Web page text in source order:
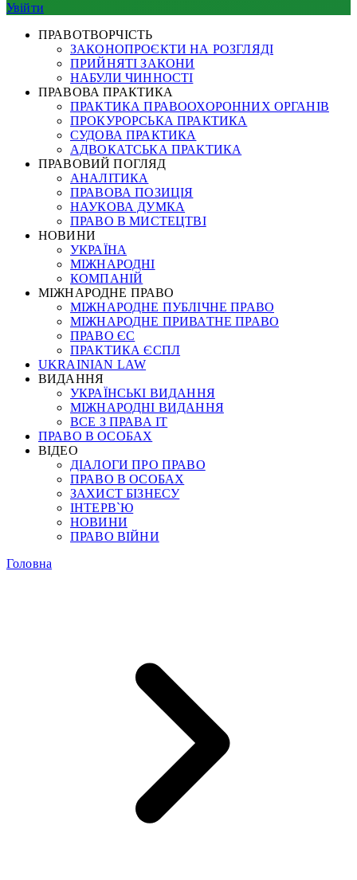
Увійти
ПРАВОТВОРЧІСТЬ
ЗАКОНОПРОЄКТИ НА РОЗГЛЯДІ
ПРИЙНЯТІ ЗАКОНИ
НАБУЛИ ЧИННОСТІ
ПРАВОВА ПРАКТИКА
ПРАКТИКА ПРАВООХОРОННИХ ОРГАНІВ
ПРОКУРОРСЬКА ПРАКТИКА
СУДОВА ПРАКТИКА
АДВОКАТСЬКА ПРАКТИКА
ПРАВОВИЙ ПОГЛЯД
АНАЛІТИКА
ПРАВОВА ПОЗИЦІЯ
НАУКОВА ДУМКА
ПРАВО В МИСТЕЦТВІ
НОВИНИ
УКРАЇНА
МІЖНАРОДНІ
КОМПАНІЙ
МІЖНАРОДНЕ ПРАВО
МІЖНАРОДНЕ ПУБЛІЧНЕ ПРАВО
МІЖНАРОДНЕ ПРИВАТНЕ ПРАВО
ПРАВО ЄС
ПРАКТИКА ЄСПЛ
UKRAINIAN LAW
ВИДАННЯ
УКРАЇНСЬКІ ВИДАННЯ
МІЖНАРОДНІ ВИДАННЯ
ВСЕ З ПРАВА ІТ
ПРАВО В ОСОБАХ
ВІДЕО
ДІАЛОГИ ПРО ПРАВО
ПРАВО В ОСОБАХ
ЗАХИСТ БІЗНЕСУ
ІНТЕРВ`Ю
НОВИНИ
ПРАВО ВІЙНИ
Головна